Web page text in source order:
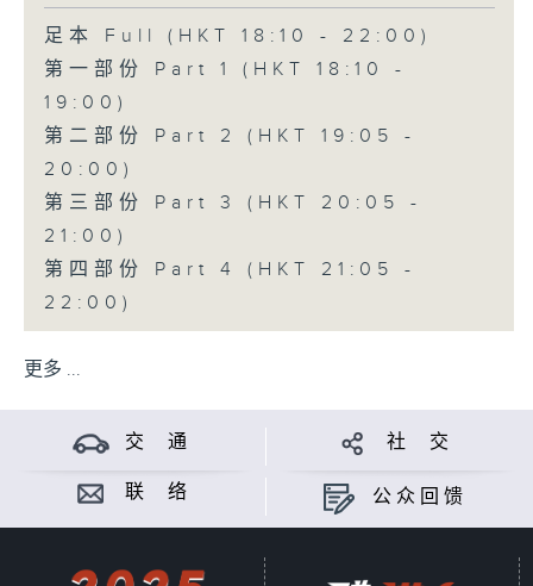
足本 Full (HKT 18:10 - 22:00)
第一部份 Part 1 (HKT 18:10 -
19:00)
第二部份 Part 2 (HKT 19:05 -
20:00)
第三部份 Part 3 (HKT 20:05 -
21:00)
第四部份 Part 4 (HKT 21:05 -
22:00)
更多 ...
交 通 社 交
联 络 公众回馈